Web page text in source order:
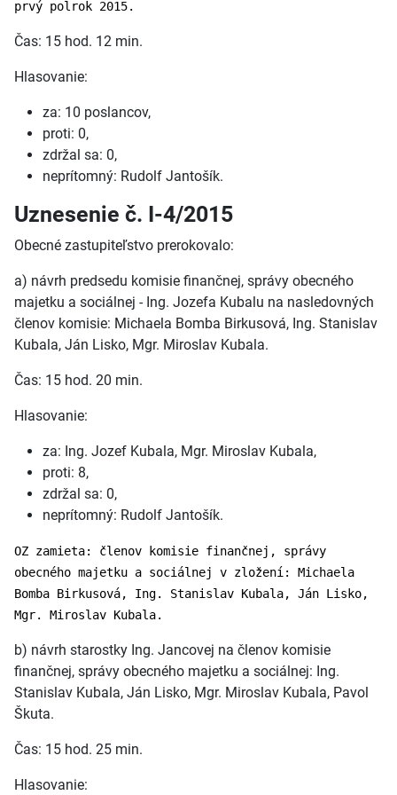
prvý polrok 2015.
Čas: 15 hod. 12 min.
Hlasovanie:
za: 10 poslancov,
proti: 0,
zdržal sa: 0,
neprítomný: Rudolf Jantošík.
Uznesenie č. I-4/2015
Obecné zastupiteľstvo prerokovalo:
a) návrh predsedu komisie finančnej, správy obecného
majetku a sociálnej - Ing. Jozefa Kubalu na nasledovných
členov komisie: Michaela Bomba Birkusová, Ing. Stanislav
Kubala, Ján Lisko, Mgr. Miroslav Kubala.
Čas: 15 hod. 20 min.
Hlasovanie:
za: Ing. Jozef Kubala, Mgr. Miroslav Kubala,
proti: 8,
zdržal sa: 0,
neprítomný: Rudolf Jantošík.
OZ zamieta: členov komisie finančnej, správy
obecného majetku a sociálnej v zložení: Michaela
Bomba Birkusová, Ing. Stanislav Kubala, Ján Lisko,
Mgr. Miroslav Kubala.
b) návrh starostky Ing. Jancovej na členov komisie
finančnej, správy obecného majetku a sociálnej: Ing.
Stanislav Kubala, Ján Lisko, Mgr. Miroslav Kubala, Pavol
Škuta.
Čas: 15 hod. 25 min.
Hlasovanie: